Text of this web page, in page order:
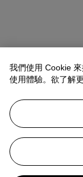
Adrien Legendre
我們使用 Cookie
使用體驗。欲了解